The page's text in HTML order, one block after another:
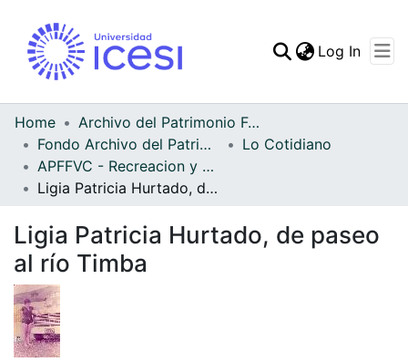
Statistics
Log In
Home
Archivo del Patrimonio Fotográfico y Fílmico del Valle del Cauca
Fondo Archivo del Patrimonio Fotográfico y Fílmico del Valle del Cauca
Lo Cotidiano
APFFVC - Recreacion y Paseo - Patrimonial
Ligia Patricia Hurtado, de paseo al río Timba
Ligia Patricia Hurtado, de paseo
al río Timba